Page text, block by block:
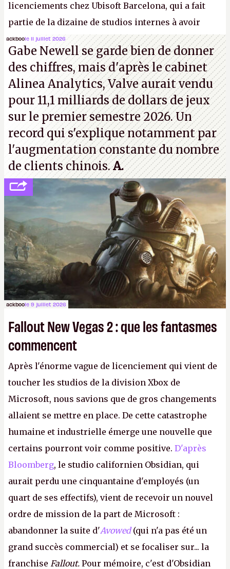
licenciements chez Ubisoft Barcelona, qui a fait
partie de la dizaine de studios internes à avoir
travaillé sur cetAssassin's Creedsous la direction
d'Ubisoft Singapour.A.
ackboole 11 juillet 2026
Gabe Newell se garde bien de donner
des chiffres, mais d'après le cabinet
Alinea Analytics, Valve aurait vendu
pour 11,1 milliards de dollars de jeux
sur le premier semestre 2026. Un
record qui s'explique notamment par
l'augmentation constante du nombre
de clients chinois.A.
ackboole 9 juillet 2026
Fallout New Vegas 2 : que les fantasmes
commencent
Après l'énorme vague de licenciement qui vient de
toucher les studios de la division Xbox de
Microsoft, nous savions que de gros changements
allaient se mettre en place. De cette catastrophe
humaine et industrielle émerge une nouvelle que
certains pourront voir comme positive. D'après
Bloomberg, le studio californien Obsidian, qui
aurait perdu une cinquantaine d'employés (un
quart de ses effectifs), vient de recevoir un nouvel
ordre de mission de la part de Microsoft :
abandonner la suite d'Avowed(qui n'a pas été un
grand succès commercial) et se focaliser sur... la
franchise Fallout. Pour mémoire, c'est d'Obsidian